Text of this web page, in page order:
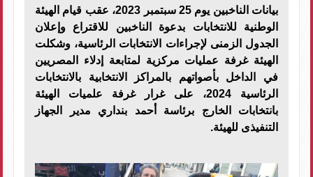
بيانات الناخبين يوم 25 سبتمبر 2023، عقب قيام الهيئة
الوطنية للانتخابات بدعوة الناخبين للاقتراع وإعلان
الجدول الزمنى لإجراءات الانتخابات الرئاسية، وشكلت
الهيئة غرفة عمليات مركزية لمتابعة إدلاء المصريين
في الداخل بأصواتهم بالمراكز الانتخابية بالانتخابات
الرئاسية 2024، على غرار غرفة علميات الهيئة
بانتخابات الخارج برئاسة أحمد بنداري مدير الجهاز
التنفيذى للهيئة.